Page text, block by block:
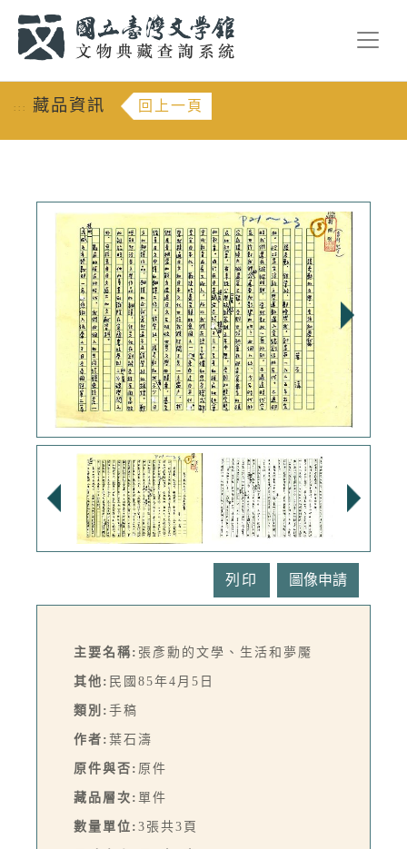
::: 藏品資訊 回上一頁
列印
主要名稱: 張彥勳的文學、生活和夢魘
其他: 民國85年4月5日
類別: 手稿
作者: 葉石濤
原件與否: 原件
藏品層次: 單件
數量單位: 3張共3頁